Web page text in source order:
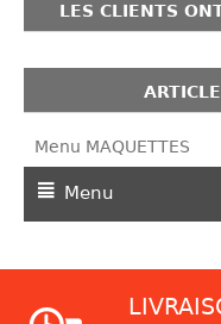
LES CLIENTS
Menu MAQUETTES
Menu